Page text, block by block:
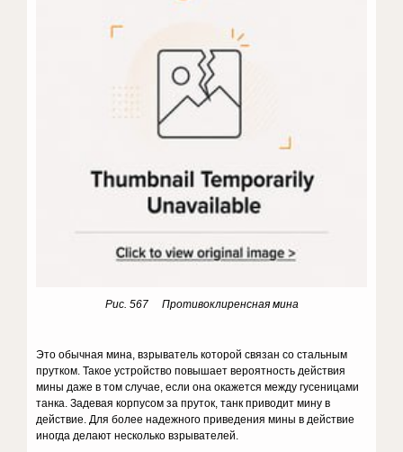
Рис. 567 Противоклиренсная мина
Это обычная мина, взрыватель которой связан со стальным
прутком. Такое устройство повышает вероятность действия
мины даже в том случае, если она окажется между гусеницами
танка. Задевая корпусом за пру­ток, танк приводит мину в
действие. Для более надежного приведения мины в действие
иногда делают несколько взрывателей.